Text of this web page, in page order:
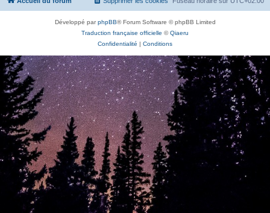
Développé parphpBB® Forum Software © phpBB Limited
Traduction française officielle ©Qiaeru
Confidentialité | Conditions